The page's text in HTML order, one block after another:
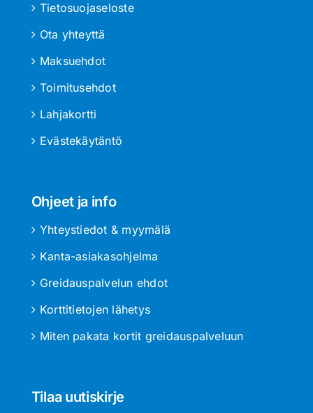
Tietosuojaseloste
Ota yhteyttä
Maksuehdot
Toimitusehdot
Lahjakortti
Evästekäytäntö
Ohjeet ja info
Yhteystiedot & myymälä
Kanta-asiakasohjelma
Greidauspalvelun ehdot
Korttitietojen lähetys
Miten pakata kortit greidauspalveluun
Tilaa uutiskirje